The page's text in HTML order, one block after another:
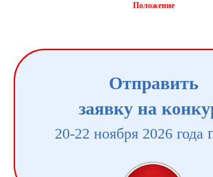
Положение
Отправить
заявку на
20-22 ноября 2026 года